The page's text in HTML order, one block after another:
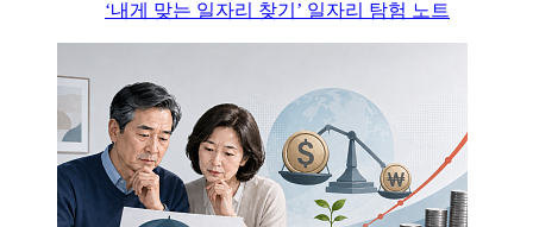
‘내게 맞는 일자리 찾기’ 일자리 탐험 노트